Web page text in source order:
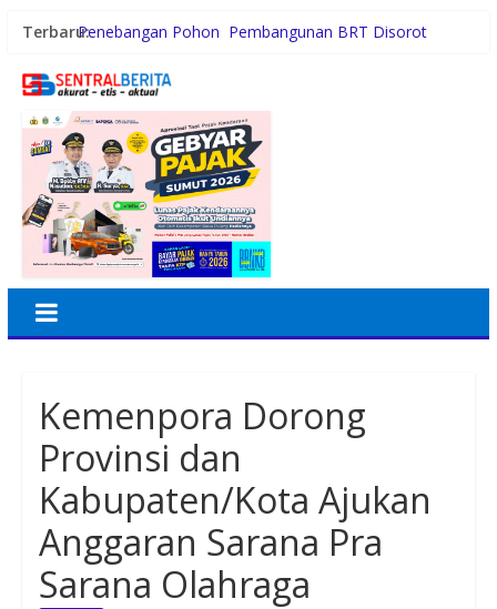
Terbaru:Penebangan Pohon Pembangunan BRT Disorot
Idi Tunong Mulai Gelar Latihan Intensif
Gubernur Bobby Nasution Wujudkan Impian SMPN 4
Sitolu Ori Miliki Gedung Permanen
Kebiasaan Finansial yang Bisa Dimulai di Usia 20-an
Kemenpora Dorong
Provinsi dan
Kabupaten/Kota Ajukan
Anggaran Sarana Pra
Sarana Olahraga